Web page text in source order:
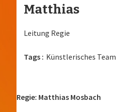
Matthias
Leitung Regie
Tags : Künstlerisches Team
Regie: Matthias Mosbach